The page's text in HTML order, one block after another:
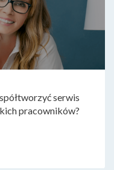
serwis
pracowników?